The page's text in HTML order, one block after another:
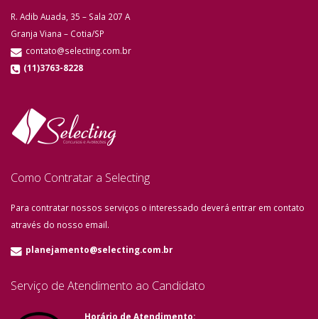
R. Adib Auada, 35 – Sala 207 A
Granja Viana – Cotia/SP
contato@selecting.com.br
(11)3763-8228
Como Contratar a Selecting
Para contratar nossos serviços o interessado deverá entrar em contato
através do nosso email.
planejamento@selecting.com.br
Serviço de Atendimento ao Candidato
Horário de Atendimento: